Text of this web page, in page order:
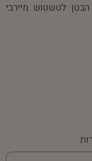
לטשטוש מיירבי